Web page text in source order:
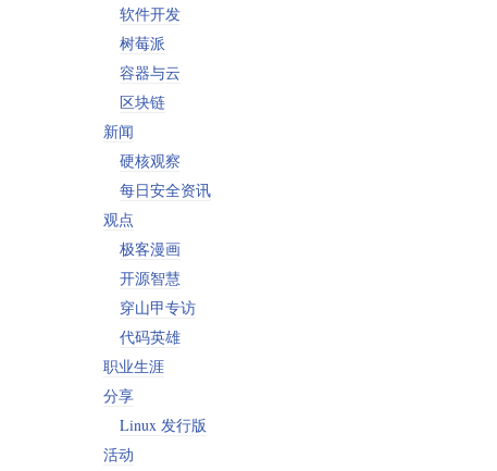
软件开发
树莓派
容器与云
区块链
新闻
硬核观察
每日安全资讯
观点
极客漫画
开源智慧
穿山甲专访
代码英雄
职业生涯
分享
Linux 发行版
活动